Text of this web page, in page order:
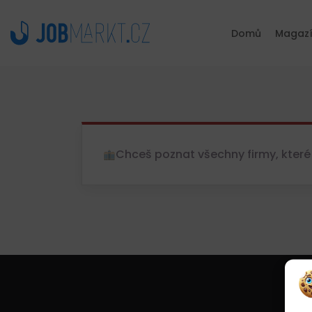
Domů
Chceš poznat všechny firmy,